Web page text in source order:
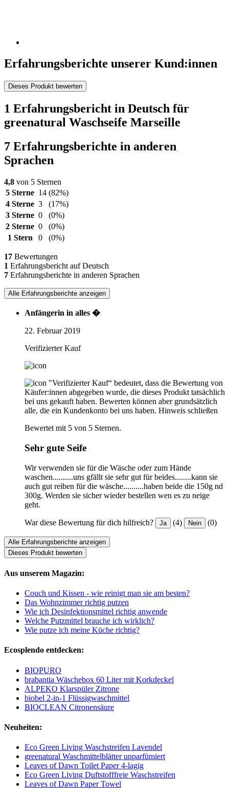
Erfahrungsberichte unserer Kund:innen
Dieses Produkt bewerten
1 Erfahrungsbericht in Deutsch für
greenatural Waschseife Marseille
7 Erfahrungsberichte in anderen
Sprachen
4,8 von 5 Sternen
5 Sterne 14 (82%)
4 Sterne 3
(17%)
3 Sterne 0
(0%)
2 Sterne 0
(0%)
1 Stern
0 (0%)
17 Bewertungen
1 Erfahrungsbericht auf Deutsch
7 Erfahrungsberichte in anderen Sprachen
Alle Erfahrungsberichte anzeigen
Anfängerin in alles �
22. Februar 2019
Verifizierter Kauf
"Verifizierter Kauf“ bedeutet, dass die Bewertung von
Käufer:innen abgegeben wurde, die dieses Produkt tatsächlich
bei uns gekauft haben. Bewerten können aber grundsätzlich
alle, die ein Kundenkonto bei uns haben. Hinweis schließen
Bewertet mit 5 von 5 Sternen.
Sehr gute Seife
Wir verwenden sie für die Wäsche oder zum Hände
waschen..........uns gfällt sie sehr gut für beides........kann sie
auch gut reiben für die wäsche..........haben beide die 150g nd
300g. Werden sie sicher wieder bestellen wen es zu neige
geht.
War diese Bewertung für dich hilfreich? Ja (4) Nein (0)
Alle Erfahrungsberichte anzeigen
Dieses Produkt bewerten
Aus unserem Magazin:
Couch und Kissen - wie reinigt man sie am besten?
Das Wohnzimmer richtig putzen
Wie ich Desinfektionsmittel richtig anwende
Welche Putzmittel brauche ich wirklich?
Wie putze ich meine Küche richtig?
Ecosplendo entdecken:
BIOPURO
brabantia Wäschebox 60 Liter mit Korkdeckel
ALPEKO Klarspüler Zitrone
biobel 2-in-1 Flüssigwaschmittel
BIOCLEAN Citronensäure
Neuheiten:
Eco Green Living Waschstreifen Lavendel
greenatural Waschmittelblätter unparfümiert
Leaves of Dawn Toilet Paper 4-lagig
Eco Green Living Duftstofffreie Waschstreifen
Leaves of Dawn Paper Towel